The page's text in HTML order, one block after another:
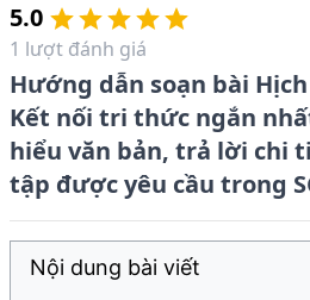
Hướng dẫn soạn bài
Kết nối tri thức ngắn
hiểu văn bản, trả lời chi
tập được yêu cầu trong
5.0
1 lượt đánh giá
Nội dung bài viết